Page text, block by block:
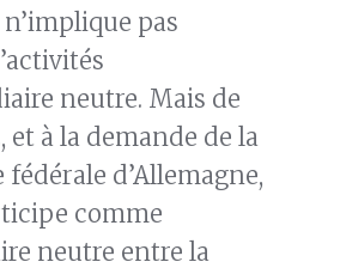
n’implique pas
neutre. Mais de
et à la demande de la
d’Allemagne,
comme
neutre entre la